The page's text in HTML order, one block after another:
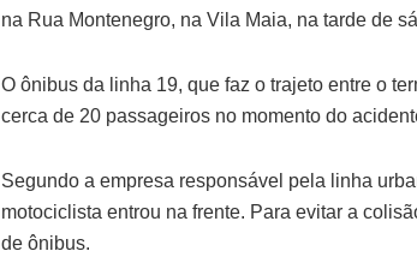
na Rua Montenegro, na Vila Maia, na tarde de
O ônibus da linha 19, que faz o trajeto entre o
cerca de 20 passageiros no momento do
Segundo a empresa responsável pela linha
motociclista entrou na frente. Para evitar a
de ônibus.